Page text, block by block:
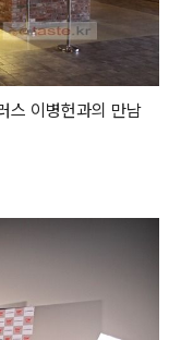
스 이병헌과의 만남